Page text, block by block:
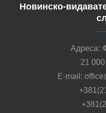
Новинско-
Адреса:
21
E-mail: